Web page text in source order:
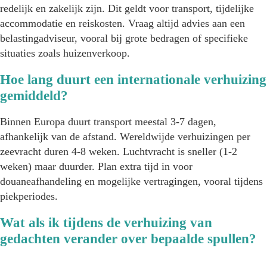
redelijk en zakelijk zijn. Dit geldt voor transport, tijdelijke
accommodatie en reiskosten. Vraag altijd advies aan een
belastingadviseur, vooral bij grote bedragen of specifieke
situaties zoals huizenverkoop.
Hoe lang duurt een internationale verhuizing
gemiddeld?
Binnen Europa duurt transport meestal 3-7 dagen,
afhankelijk van de afstand. Wereldwijde verhuizingen per
zeevracht duren 4-8 weken. Luchtvracht is sneller (1-2
weken) maar duurder. Plan extra tijd in voor
douaneafhandeling en mogelijke vertragingen, vooral tijdens
piekperiodes.
Wat als ik tijdens de verhuizing van
gedachten verander over bepaalde spullen?